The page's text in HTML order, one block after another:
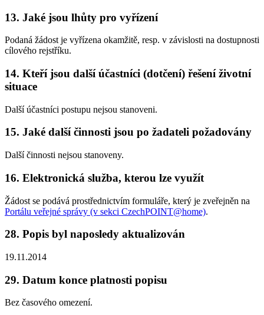
13. Jaké jsou lhůty pro vyřízení
Podaná žádost je vyřízena okamžitě, resp. v závislosti na dostupnosti
cílového rejstříku.
14. Kteří jsou další účastníci (dotčení) řešení životní
situace
Další účastníci postupu nejsou stanoveni.
15. Jaké další činnosti jsou po žadateli požadovány
Další činnosti nejsou stanoveny.
16. Elektronická služba, kterou lze využít
Žádost se podává prostřednictvím formuláře, který je zveřejněn na
Portálu veřejné správy (v sekci CzechPOINT@home).
28. Popis byl naposledy aktualizován
19.11.2014
29. Datum konce platnosti popisu
Bez časového omezení.